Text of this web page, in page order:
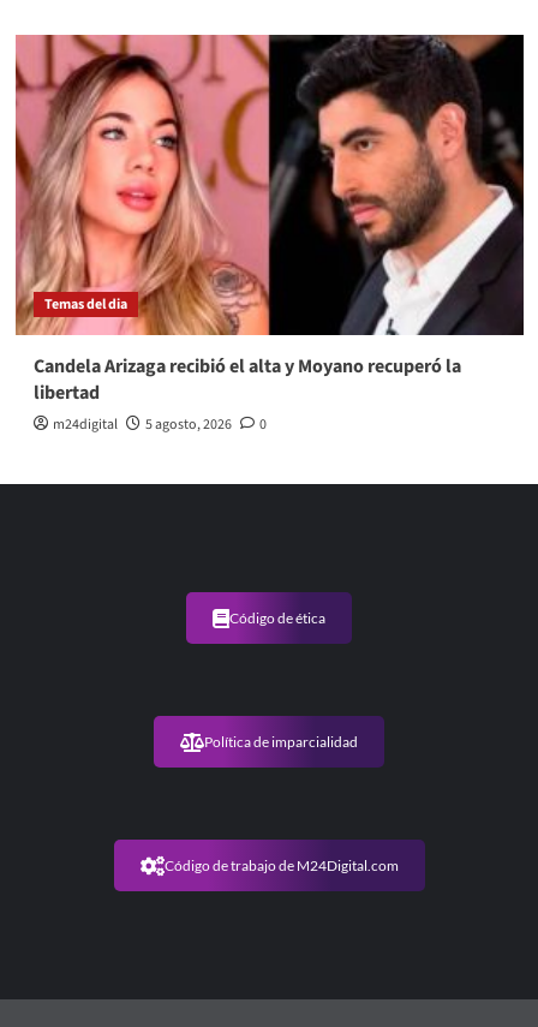
Temas del dia
Candela Arizaga recibió el alta y Moyano recuperó la
libertad
m24digital 5 agosto, 2026 0
Código de ética
Política de imparcialidad
Código de trabajo de M24Digital.com